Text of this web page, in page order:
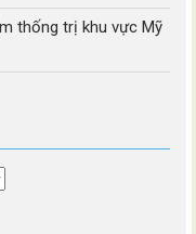
thống trị khu vực Mỹ